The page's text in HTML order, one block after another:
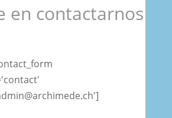
en contactarnos